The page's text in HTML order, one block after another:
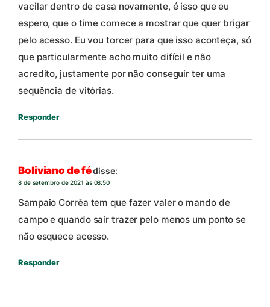
vacilar dentro de casa novamente, é isso que eu
espero, que o time comece a mostrar que quer brigar
pelo acesso. Eu vou torcer para que isso aconteça, só
que particularmente acho muito difícil e não
acredito, justamente por não conseguir ter uma
sequência de vitórias.
Responder
Boliviano de fédisse:
8 de setembro de 2021 às 08:50
Sampaio Corrêa tem que fazer valer o mando de
campo e quando sair trazer pelo menos um ponto se
não esquece acesso.
Responder